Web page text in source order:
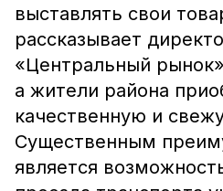
выставлять свои
рассказывает
«Центральный
а жители района
качественную и
Существенным
является